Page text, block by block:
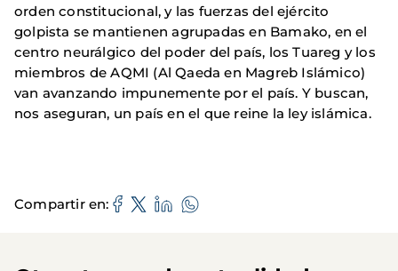
orden constitucional, y las fuerzas del ejército
golpista se mantienen agrupadas en Bamako, en el
centro neurálgico del poder del país, los Tuareg y los
miembros de AQMI (Al Qaeda en Magreb Islámico)
van avanzando impunemente por el país. Y buscan,
nos aseguran, un país en el que reine la ley islámica.
Compartir en